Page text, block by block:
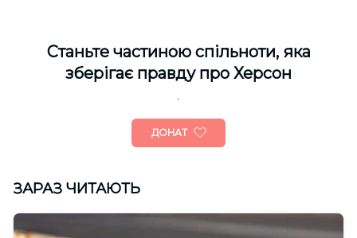
Cтаньте частиною спільноти, яка
зберігає правду про Херсон
ДОНАТ
ЗАРАЗ ЧИТАЮТЬ